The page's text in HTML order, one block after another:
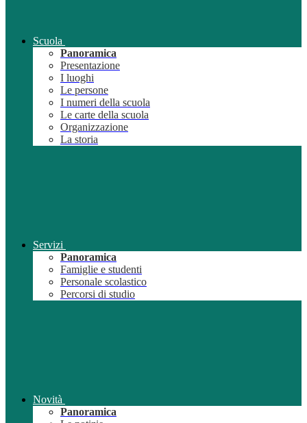
Scuola
Panoramica
Presentazione
I luoghi
Le persone
I numeri della scuola
Le carte della scuola
Organizzazione
La storia
Servizi
Panoramica
Famiglie e studenti
Personale scolastico
Percorsi di studio
Novità
Panoramica